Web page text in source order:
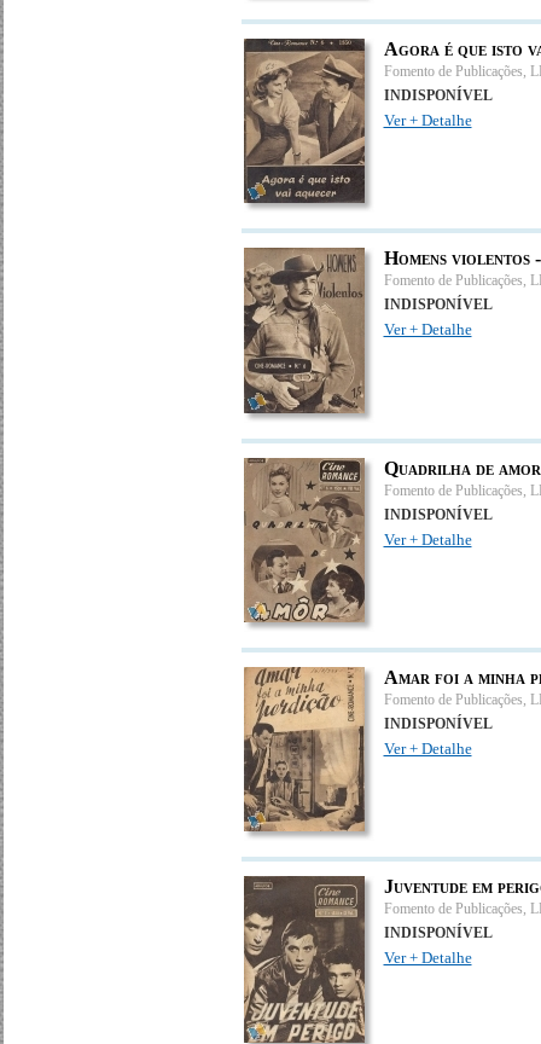
Agora é que isto
Fomento de Publicações,
INDISPONÍVEL
Ver + Detalhe
Homens violentos
Fomento de Publicações,
INDISPONÍVEL
Ver + Detalhe
Quadrilha de
Fomento de Publicações,
INDISPONÍVEL
Ver + Detalhe
Amar foi a minha
Fomento de Publicações,
INDISPONÍVEL
Ver + Detalhe
Juventude em
Fomento de Publicações,
INDISPONÍVEL
Ver + Detalhe